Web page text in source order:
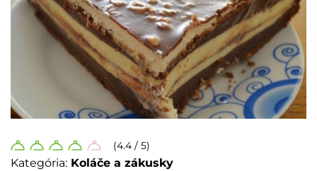
(4.4 / 5)
Kategória: Koláče a zákusky